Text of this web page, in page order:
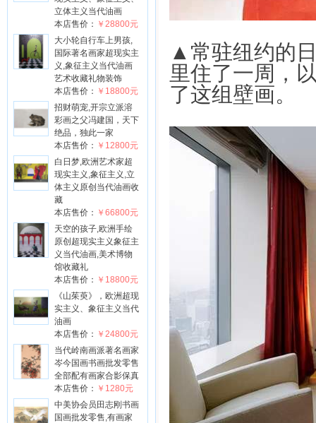
立体主义当代油画
本店售价： ￥28800元
大小轮自行车上男孩,
国际著名画家超现实主
义,象征主义当代油画
艺术收藏礼物装饰
本店售价： ￥18800元
招财萌宠,开宗立派溶
彩画之父冯建国，天下
绝品，独此一家
本店售价： ￥12800元
白日梦,欧洲艺术家超
现实主义,象征主义,立
体主义原创当代油画收
藏
本店售价： ￥66800元
天空的孩子,欧洲手绘
原创超现实主义象征主
义当代油画,美术博物
馆收藏礼
本店售价： ￥18800元
《山茱萸》，欧洲超现
实主义、象征主义当代
油画
本店售价： ￥24800元
当代岭南画派著名画家
岑今国画书画批发零售
全部配有画家合影保真
本店售价： ￥1280元
中美协会员田志刚书画
国画批发零售,有画家
▲常驻纽约的
里住了一周，
了这组壁画。